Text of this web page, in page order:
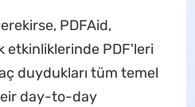
PDFAid,
etkinliklerinde PDF'leri
duydukları tüm temel
day-to-day